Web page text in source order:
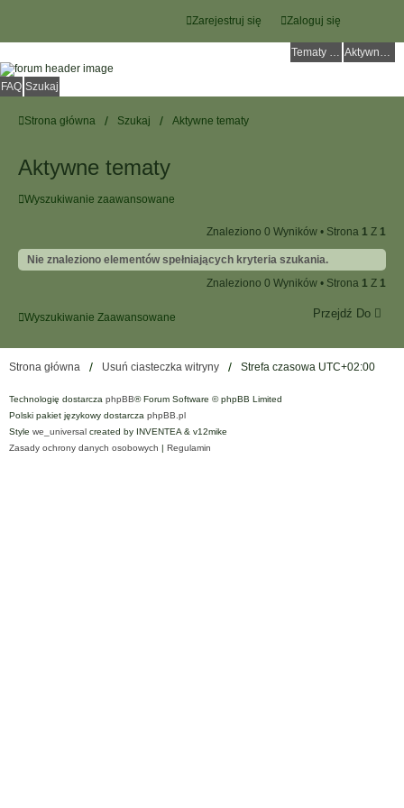
Zaloguj się
Zarejestruj się
Tematy bez odpowiedzi Aktywne tematy
FAQ Szukaj
Strona główna Szukaj Aktywne tematy
Aktywne tematy
Wyszukiwanie zaawansowane
Znaleziono 0 Wyników • Strona 1 Z 1
Nie znaleziono elementów spełniających kryteria szukania.
Znaleziono 0 Wyników • Strona 1 Z 1
Wyszukiwanie Zaawansowane Przejdź Do
Strona główna Usuń ciasteczka witryny Strefa czasowa UTC+02:00
Technologię dostarcza phpBB® Forum Software © phpBB Limited
Polski pakiet językowy dostarcza phpBB.pl
Style we_universal created by INVENTEA & v12mike
Zasady ochrony danych osobowych | Regulamin